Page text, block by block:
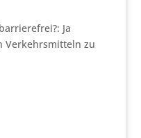
Ja
Verkehrsmitteln zu